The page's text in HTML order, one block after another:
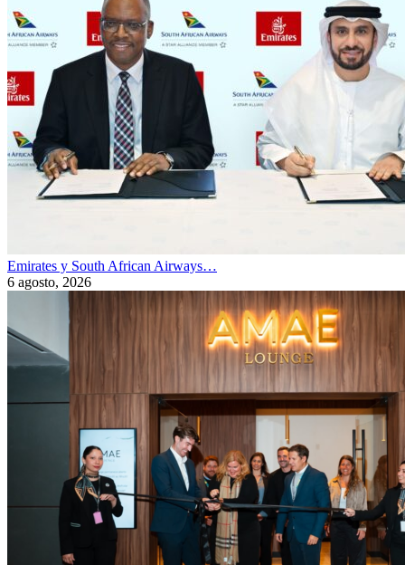
Emirates y South African Airways…
6 agosto, 2026